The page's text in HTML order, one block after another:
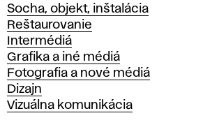
Socha, objekt, inštalácia
Reštaurovanie
Intermédiá
Grafika a iné médiá
Fotografia a nové médiá
Dizajn
Vizuálna komunikácia